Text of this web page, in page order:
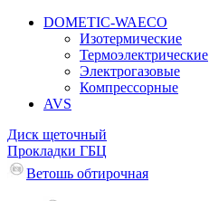
DOMETIC-WAECO
Изотермические
Термоэлектрические
Электрогазовые
Компрессорные
AVS
Диск щеточный
Прокладки ГБЦ
Ветошь обтирочная